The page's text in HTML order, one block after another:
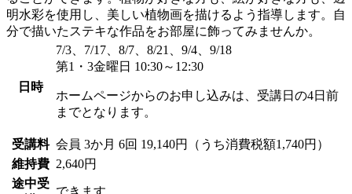
明水彩を使用し、美しい植物画を描けるよう指導します。自
分で描いたステキな作品をお部屋に飾ってみませんか。
日時
7/3、7/17、8/7、8/21、9/4、9/18
第1・3金曜日 10:30～12:30
ホームページからのお申し込みは、受講日の4日前
までとなります。
受講料 会員 3か月 6回 19,140円（うち消費税額1,740円）
維持費 2,640円
途中受
できます